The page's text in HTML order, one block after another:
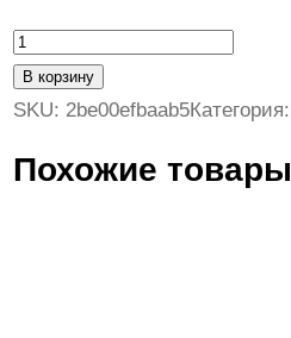
К
о
л
ч
В корзину
SKU: 2be00efbaab5Категория:
Похожие товары